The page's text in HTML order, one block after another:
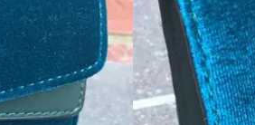
gider og have
Super fed
nem og rende
Mål på tasken: